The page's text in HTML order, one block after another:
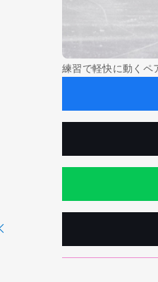
練習で軽快に動くペ